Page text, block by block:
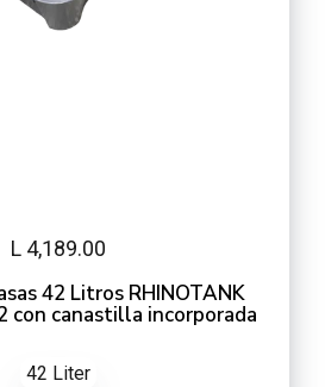
L 4,189.00
42 Litros RHINOTANK
con canastilla incorporada
42 Liter